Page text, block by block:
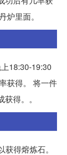
里面。
18:30-19:30
获得。 将一件
得。。
得熔炼石。